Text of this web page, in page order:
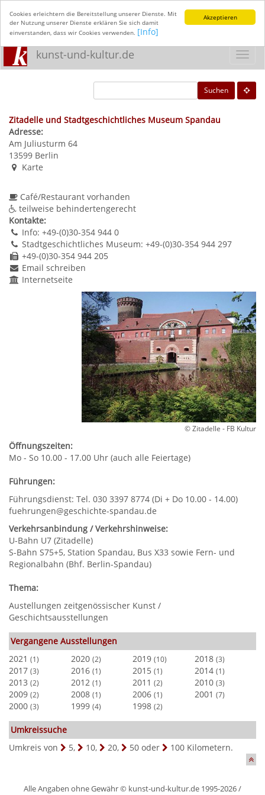
Akzeptieren
Cookies erleichtern die Bereitstellung unserer Dienste. Mit
der Nutzung unserer Dienste erklären Sie sich damit
einverstanden, dass wir Cookies verwenden. [Info]
kunst-und-kultur.de
Suchen
Zitadelle und Stadtgeschichtliches Museum Spandau
Adresse:
Am Juliusturm 64
13599 Berlin
Karte
Café/Restaurant vorhanden
teilweise behindertengerecht
Kontakte:
Info: +49-(0)30-354 944 0
Stadtgeschichtliches Museum: +49-(0)30-354 944 297
+49-(0)30-354 944 205
Email schreiben
Internetseite
© Zitadelle - FB Kultur
Öffnungszeiten:
Mo - So 10.00 - 17.00 Uhr (auch alle Feiertage)
Führungen:
Führungsdienst: Tel. 030 3397 8774 (Di + Do 10.00 - 14.00)
fuehrungen@geschichte-spandau.de
Verkehrsanbindung / Verkehrshinweise:
U-Bahn U7 (Zitadelle)
S-Bahn S75+5, Station Spandau, Bus X33 sowie Fern- und
Regionalbahn (Bhf. Berlin-Spandau)
Thema:
Austellungen zeitgenössischer Kunst /
Geschichtsausstellungen
Vergangene Ausstellungen
2021 (1) 2020 (2) 2019 (10) 2018 (3)
2017 (3) 2016 (1) 2015 (1) 2014 (1)
2013 (2) 2012 (1) 2011 (2) 2010 (3)
2009 (2) 2008 (1) 2006 (1) 2001 (7)
2000 (3) 1999 (4) 1998 (2)
Umkreissuche
Umkreis von
5, 10, 20, 50 oder 100 Kilometern.
Alle Angaben ohne Gewähr © kunst-und-kultur.de 1995-2026 /